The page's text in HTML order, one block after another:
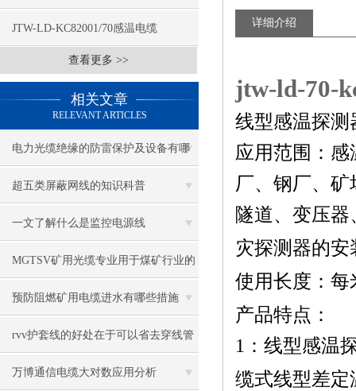
JTW-LD-KC82001/70感温电缆
查看更多 >>
相关文章
RELEVANT ARTICLES
电力光缆绝缘的防雷保护及设备有哪
些
超五类屏蔽网线的知识科普
一文了解什么是监控电源线
MGTSV矿用光缆专业用于煤矿行业的
通讯光缆
预防阻燃矿用电缆进水有哪些措施
rvv护套线的好处在于可以省去穿线管
或者穿线槽
万博通信电缆大对数应用分析
详细介绍
jtw-ld-70-
线型感温探测
应用范围：
厂、钢厂、
隧道、变压
灾探测器的安
使用长度：每
产品特点：
1：线型感温
缆式线型差定